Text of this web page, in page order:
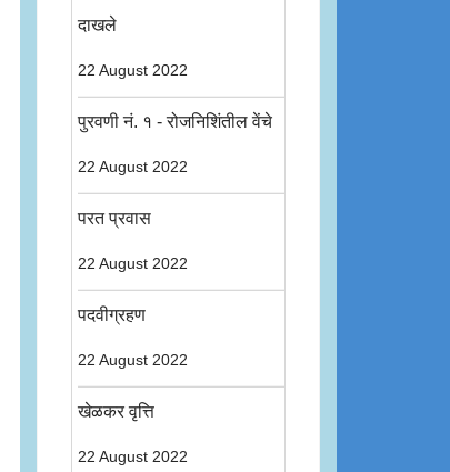
दाखले
22 August 2022
पुरवणी नं. १ - रोजनिशिंतील वेंचे
22 August 2022
परत प्रवास
22 August 2022
पदवीग्रहण
22 August 2022
खेळकर वृत्ति
22 August 2022